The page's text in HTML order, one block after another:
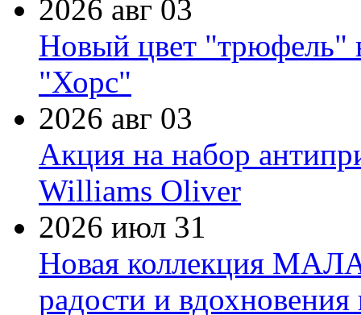
2026 авг 03
Новый цвет "трюфель"
"Хорс"
2026 авг 03
Акция на набор
Williams Oliver
2026 июл 31
Новая коллекция
радости и